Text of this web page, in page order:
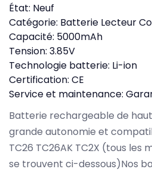
État: Neuf
Catégorie: Batterie Lecteur
Capacité: 5000mAh
Tension: 3.85V
Technologie batterie: Li-ion
Certification: CE
Service et maintenance:
Batterie rechargeable de
grande autonomie et
TC26 TC26AK TC2X (tous les
se trouvent ci-dessous)Nos